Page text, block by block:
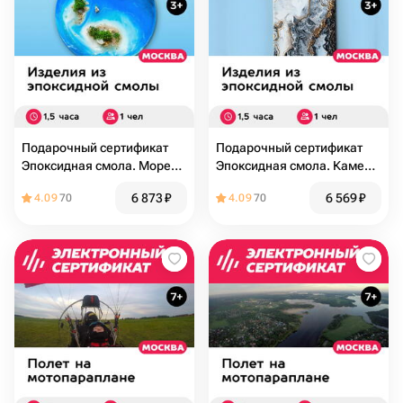
Подарочный сертификат
Эпоксидная смола. Море
класс, будни, 1 чел
4.0970 6 873₽
Подарочный сертификат
Эпоксидная смола. Камень,
класс, будни, 1 чел
4.0970 6 569₽